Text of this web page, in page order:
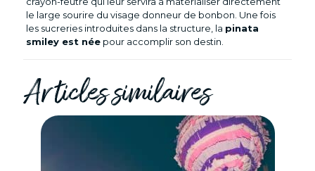
le large sourire du visage donneur de bonbon. Une fois
les sucreries introduites dans la structure, la pinata
smiley est néepour accomplir son destin.
Articles similaires